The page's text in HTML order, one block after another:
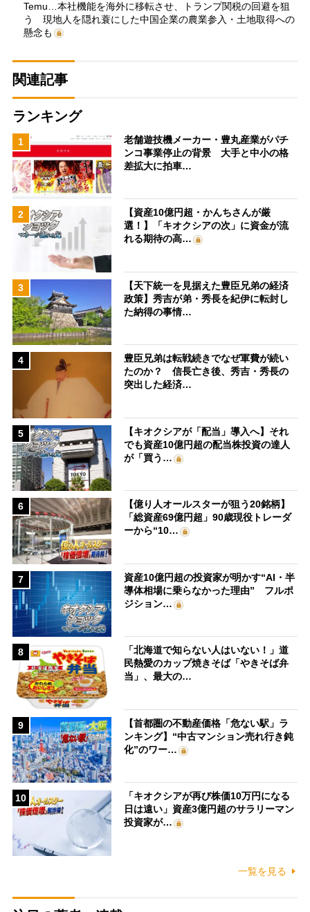
Temu…本社機能を海外に移転させ、トランプ関税の回避を狙
う 現地人を隠れ蓑にした中国企業の農業参入・土地取得への
懸念も
関連記事
ランキング
1
老舗遊技機メーカー・豊丸産業がパチ
ンコ事業停止の背景 大手と中小の格
差拡大に拍車…
2
【資産10億円超・かんちさんが厳
選！】「キオクシアの次」に資金が流
れる期待の高…
3
【天下統一を見据えた豊臣兄弟の経済
政策】秀吉が弟・秀長を紀伊に転封し
た納得の事情…
4
豊臣兄弟は転戦続きでなぜ軍費が続い
たのか？ 信長亡き後、秀吉・秀長の
突出した経済…
5
【キオクシアが「配当」導入へ】それ
でも資産10億円超の配当株投資の達人
が「買う…
6
【億り人オールスターが狙う20銘柄】
「総資産69億円超」90歳現役トレーダ
ーから“10…
7
資産10億円超の投資家が明かす“AI・半
導体相場に乗らなかった理由” フルポ
ジション…
8
「北海道で知らない人はいない！」道
民熱愛のカップ焼きそば「やきそば弁
当」、最大の…
9
【首都圏の不動産価格「危ない駅」ラ
ンキング】“中古マンション売れ行き鈍
化”のワー…
10
「キオクシアが再び株価10万円になる
日は遠い」資産3億円超のサラリーマン
投資家が…
一覧を見る